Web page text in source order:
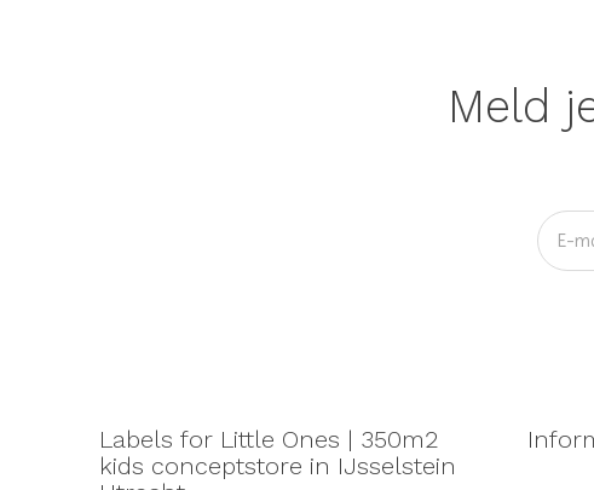
Meld
Labels for Little Ones | 350m2
kids conceptstore in IJsselstein